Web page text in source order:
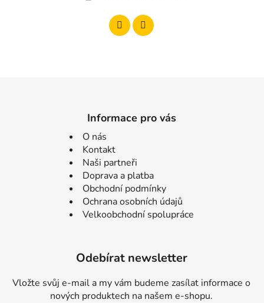
Informace pro vás
O nás
Kontakt
Naši partneři
Doprava a platba
Obchodní podmínky
Ochrana osobních údajů
Velkoobchodní spolupráce
Odebírat newsletter
Vložte svůj e-mail a my vám budeme zasílat informace o
nových produktech na našem e-shopu.